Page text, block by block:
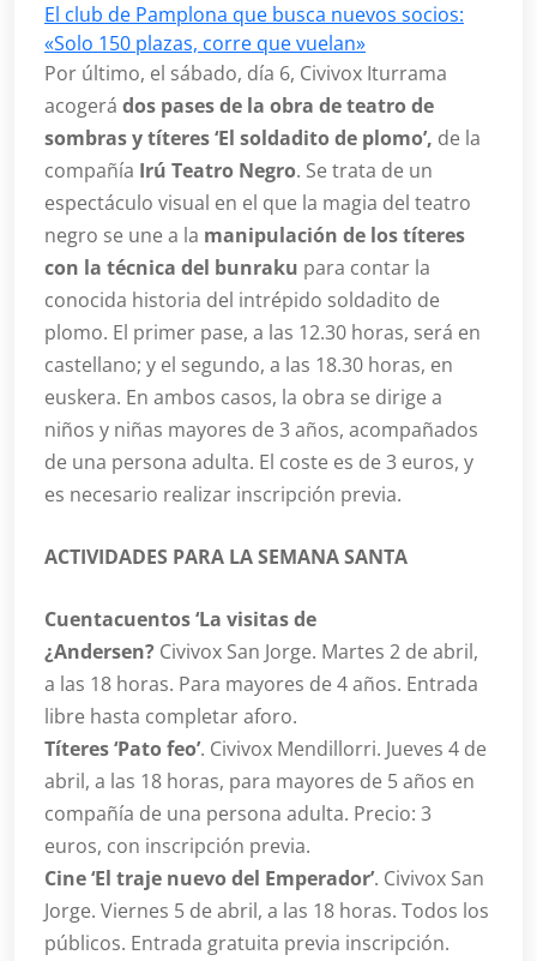
El club de Pamplona que busca nuevos socios:
«Solo 150 plazas, corre que vuelan»
Por último, el sábado, día 6, Civivox Iturrama
acogerá dos pases de la obra de teatro de
sombras y títeres ‘El soldadito de plomo’, de la
compañía Irú Teatro Negro. Se trata de un
espectáculo visual en el que la magia del teatro
negro se une a la manipulación de los títeres
con la técnica del bunraku para contar la
conocida historia del intrépido soldadito de
plomo. El primer pase, a las 12.30 horas, será en
castellano; y el segundo, a las 18.30 horas, en
euskera. En ambos casos, la obra se dirige a
niños y niñas mayores de 3 años, acompañados
de una persona adulta. El coste es de 3 euros, y
es necesario realizar inscripción previa.
ACTIVIDADES PARA LA SEMANA SANTA
Cuentacuentos ‘La visitas de
¿Andersen? Civivox San Jorge. Martes 2 de abril,
a las 18 horas. Para mayores de 4 años. Entrada
libre hasta completar aforo.
Títeres ‘Pato feo’. Civivox Mendillorri. Jueves 4 de
abril, a las 18 horas, para mayores de 5 años en
compañía de una persona adulta. Precio: 3
euros, con inscripción previa.
Cine ‘El traje nuevo del Emperador’. Civivox San
Jorge. Viernes 5 de abril, a las 18 horas. Todos los
públicos. Entrada gratuita previa inscripción.